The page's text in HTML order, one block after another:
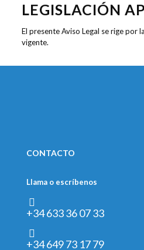
LEGISLACIÓN
El presente Aviso Legal se rige por
vigente.
CONTACTO
Llama o escríbenos
+34 633 36 07 33
+34 649 73 17 79